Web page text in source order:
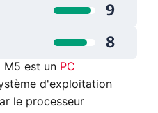
9
8
M5 est un PC
d'exploitation
le processeur